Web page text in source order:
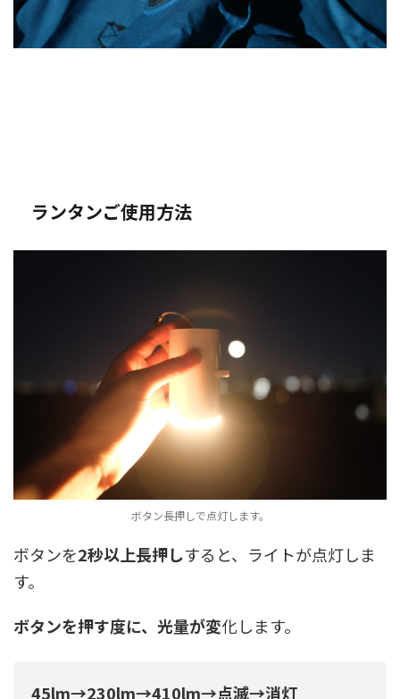
ランタンご使用方法
ボタン長押しで点灯します。
ボタンを2秒以上長押しすると、ライトが点灯しま
す。
ボタンを押す度に、光量が変化します。
45lm→230lm→410lm→点滅→消灯